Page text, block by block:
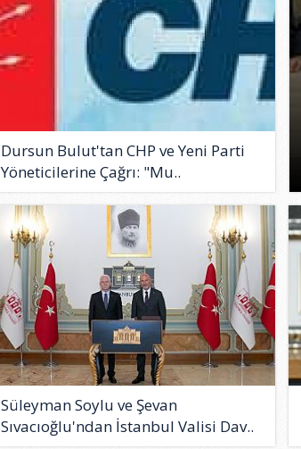
Dursun Bulut'tan CHP ve Yeni Parti
Yöneticilerine Çağrı: "Mu..
Süleyman Soylu ve Şevan
Sıvacıoğlu'ndan İstanbul Valisi Dav..